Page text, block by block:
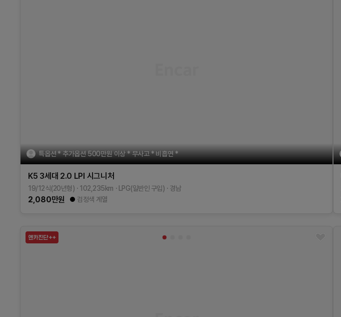
특옵션 * 추가옵션 500만원 이상 * 무사고 * 비흡연 *
K5 3세대 2.0 LPI 시그니처
19/12식(20년형) 102,235km LPG(일반인 구입) 경남
2,080만원 검정색 계열